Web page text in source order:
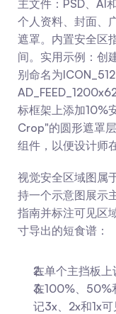
主文件：PSD、AI
个人资料、封面、
遮罩。内置安全区
间。实用示例：创
别命名为
标框架上添加10%
Crop"的圆形遮罩
组件，以便设计师
视觉安全区域图属
持一个示意图展示
指南并标注可见区
寸导出的短食谱：
在单个主挡板上
在100%、50%
记3x、2x和1x可